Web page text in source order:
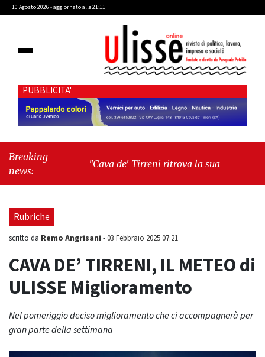
10 Agosto 2026 - aggiornato alle 21:11
PUBBLICITA'
Breaking
news:
"Cava de' Tirreni ritrova la sua Manifattura: un
Rubriche
scritto da Remo Angrisani -03 Febbraio 2025 07:21
CAVA DE’ TIRRENI, IL METEO di
ULISSE Miglioramento
Nel pomeriggio deciso miglioramento che ci accompagnerà per
gran parte della settimana